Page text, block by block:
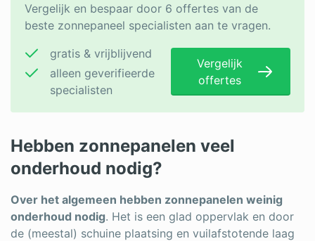
Vergelijk en bespaar door 6 offertes van de
beste zonnepaneel specialisten aan te vragen.
gratis & vrijblijvend
alleen geverifieerde
specialisten
Vergelijk
offertes
Hebben zonnepanelen veel
onderhoud nodig?
Over het algemeen hebben zonnepanelen weinig
onderhoud nodig. Het is een glad oppervlak en door
de (meestal) schuine plaatsing en vuilafstotende laag